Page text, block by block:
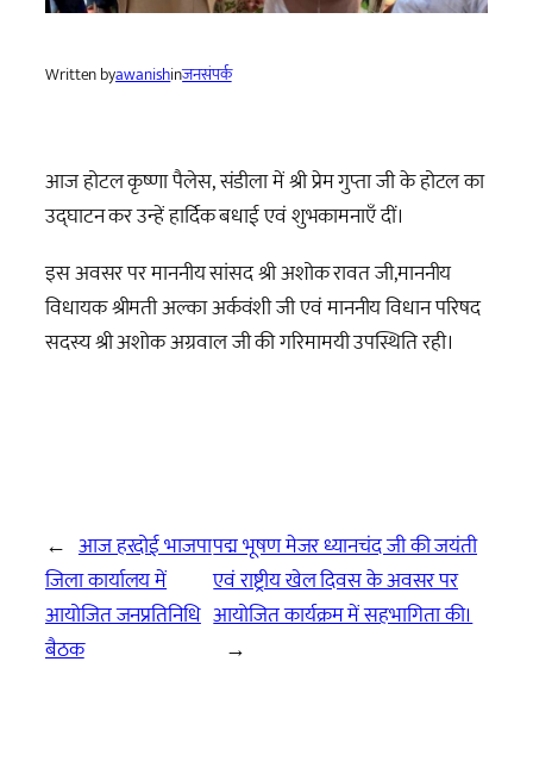
Written byawanishinजनसंपर्क
आज होटल कृष्णा पैलेस, संडीला में श्री प्रेम गुप्ता जी के होटल का
उद्घाटन कर उन्हें हार्दिक बधाई एवं शुभकामनाएँ दीं।
इस अवसर पर माननीय सांसद श्री अशोक रावत जी,माननीय
विधायक श्रीमती अल्का अर्कवंशी जी एवं माननीय विधान परिषद
सदस्य श्री अशोक अग्रवाल जी की गरिमामयी उपस्थिति रही।
← आज हरदोई भाजपा
जिला कार्यालय में
आयोजित जनप्रतिनिधि
बैठक
पद्म भूषण मेजर ध्यानचंद जी की जयंती
एवं राष्ट्रीय खेल दिवस के अवसर पर
आयोजित कार्यक्रम में सहभागिता की।
→